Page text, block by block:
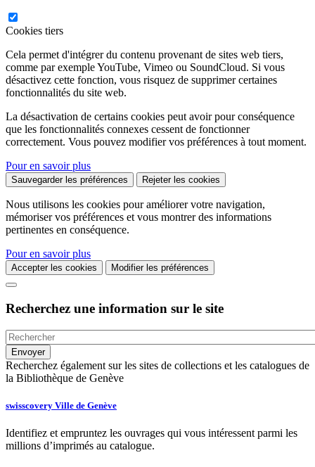
Cookies tiers
Cela permet d'intégrer du contenu provenant de sites web tiers,
comme par exemple YouTube, Vimeo ou SoundCloud. Si vous
désactivez cette fonction, vous risquez de supprimer certaines
fonctionnalités du site web.
La désactivation de certains cookies peut avoir pour conséquence
que les fonctionnalités connexes cessent de fonctionner
correctement. Vous pouvez modifier vos préférences à tout moment.
Pour en savoir plus
Sauvegarder les préférences Rejeter les cookies
Nous utilisons les cookies pour améliorer votre navigation,
mémoriser vos préférences et vous montrer des informations
pertinentes en conséquence.
Pour en savoir plus
Accepter les cookies Modifier les préférences
Recherchez une information sur le site
Recherchez également sur les sites de collections et les catalogues de
la Bibliothèque de Genève
swisscovery Ville de Genève
Identifiez et empruntez les ouvrages qui vous intéressent parmi les
millions d’imprimés au catalogue.